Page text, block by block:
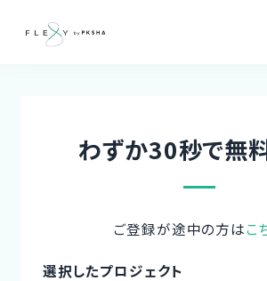
わずか30秒で無
ご登録が途中の方はこ
選択したプロジェクト